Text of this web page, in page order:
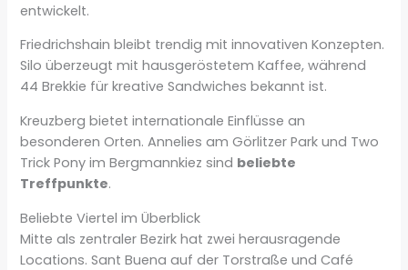
entwickelt.
Friedrichshain bleibt trendig mit innovativen Konzepten.
Silo überzeugt mit hausgeröstetem Kaffee, während
44 Brekkie für kreative Sandwiches bekannt ist.
Kreuzberg bietet internationale Einflüsse an
besonderen Orten. Annelies am Görlitzer Park und Two
Trick Pony im Bergmannkiez sind beliebte
Treffpunkte.
Beliebte Viertel im Überblick
Mitte als zentraler Bezirk hat zwei herausragende
Locations. Sant Buena auf der Torstraße und Café